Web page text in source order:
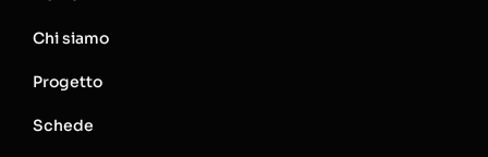
Chi siamo
Progetto
Schede